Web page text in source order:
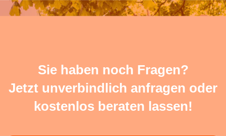
Sie haben noch Fragen?
Jetzt unverbindlich anfragen oder
kostenlos beraten lassen!